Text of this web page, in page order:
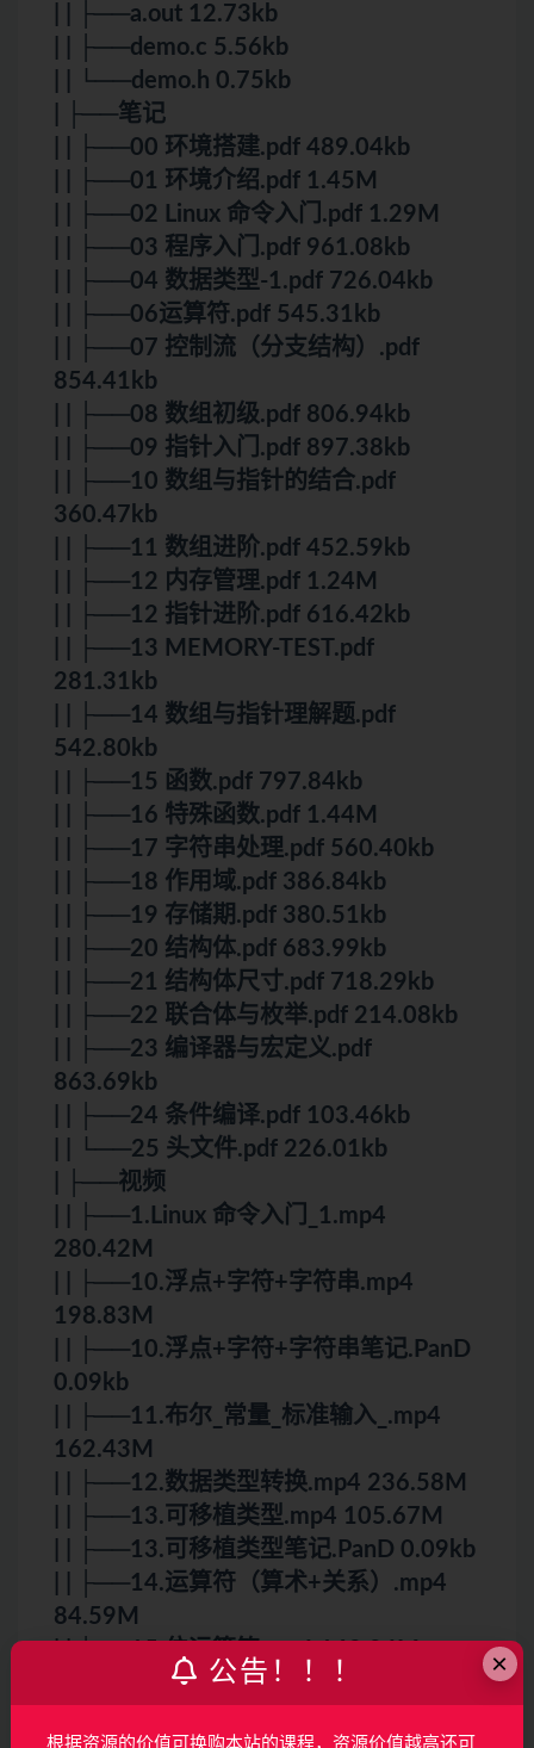
| | ├──a.out 12.73kb
| | ├──demo.c 5.56kb
| | └──demo.h 0.75kb
| ├──笔记
| | ├──00 环境搭建.pdf 489.04kb
| | ├──01 环境介绍.pdf 1.45M
| | ├──02 Linux 命令入门.pdf 1.29M
| | ├──03 程序入门.pdf 961.08kb
| | ├──04 数据类型-1.pdf 726.04kb
| | ├──06运算符.pdf 545.31kb
| | ├──07 控制流（分支结构）.pdf
854.41kb
| | ├──08 数组初级.pdf 806.94kb
| | ├──09 指针入门.pdf 897.38kb
| | ├──10 数组与指针的结合.pdf
360.47kb
| | ├──11 数组进阶.pdf 452.59kb
| | ├──12 内存管理.pdf 1.24M
| | ├──12 指针进阶.pdf 616.42kb
| | ├──13 MEMORY-TEST.pdf
281.31kb
| | ├──14 数组与指针理解题.pdf
542.80kb
| | ├──15 函数.pdf 797.84kb
| | ├──16 特殊函数.pdf 1.44M
| | ├──17 字符串处理.pdf 560.40kb
| | ├──18 作用域.pdf 386.84kb
| | ├──19 存储期.pdf 380.51kb
| | ├──20 结构体.pdf 683.99kb
| | ├──21 结构体尺寸.pdf 718.29kb
| | ├──22 联合体与枚举.pdf 214.08kb
| | ├──23 编译器与宏定义.pdf
863.69kb
| | ├──24 条件编译.pdf 103.46kb
| | └──25 头文件.pdf 226.01kb
| ├──视频
| | ├──1.Linux 命令入门_1.mp4
280.42M
| | ├──10.浮点+字符+字符串.mp4
198.83M
| | ├──10.浮点+字符+字符串笔记.PanD
0.09kb
| | ├──11.布尔_常量_标准输入_.mp4
162.43M
| | ├──12.数据类型转换.mp4 236.58M
| | ├──13.可移植类型.mp4 105.67M
| | ├──13.可移植类型笔记.PanD 0.09kb
| | ├──14.运算符（算术+关系）.mp4
84.59M
| | ├──16 复合运算符+逗号表达式.mp4
×
公告！！！
根据资源的价值可换购本站的课程，资源价值越高还可